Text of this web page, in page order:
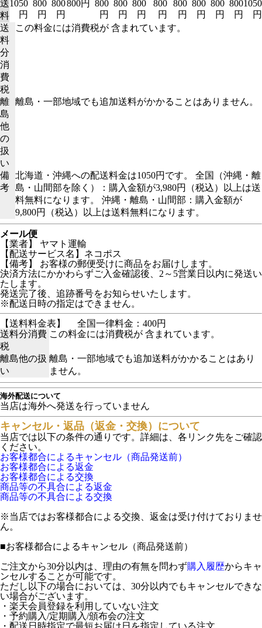
送
料
1050
円
800
円
800
円
800円
800
円
800
円
800
円
800
円
800
円
800
円
800
円
800
円
1050
円
送
料
分
消
費
税
この料金には消費税が 含まれています。
離
島
他
の
扱
い
離島・一部地域でも追加送料がかかることはありません。
備
考
北海道・沖縄への配送料金は1050円です。 全国（沖縄・離
島・山間部を除く）：購入金額が3,980円（税込）以上は送
料無料になります。 沖縄・離島・山間部：購入金額が
9,800円（税込）以上は送料無料になります。
メール便
【業者】 ヤマト運輸
【配送サービス名】ネコポス
【備考】
お客様の郵便受けに商品をお届けします。
決済方法にかかわらずご入金確認後、2～5営業日以内に発送い
たします。
発送完了後、追跡番号をお知らせいたします。
※配送日時の指定はできません。
【送料料金表】
全国一律料金：400円
送料分消費
税
この料金には消費税が 含まれています。
離島他の扱
い
離島・一部地域でも追加送料がかかることはあり
ません。
海外配送について
当店は海外へ発送を行っていません
キャンセル・返品（返金・交換）について
当店では以下の条件の通りです。詳細は、各リンク先をご確認
ください。
お客様都合によるキャンセル（商品発送前）
お客様都合による返金
お客様都合による交換
商品等の不具合による返金
商品等の不具合による交換
※当店ではお客様都合による交換、返金は受け付けておりませ
ん。
■お客様都合によるキャンセル（商品発送前）
ご注文から30分以内は、理由の有無を問わず購入履歴からキャ
ンセルすることが可能です。
ただし以下の場合においては、30分以内でもキャンセルできな
い場合がございます。
・楽天会員登録を利用していない注文
・予約購入/定期購入/頒布会の注文
・配送日時指定で最短お届け日を指定している注文